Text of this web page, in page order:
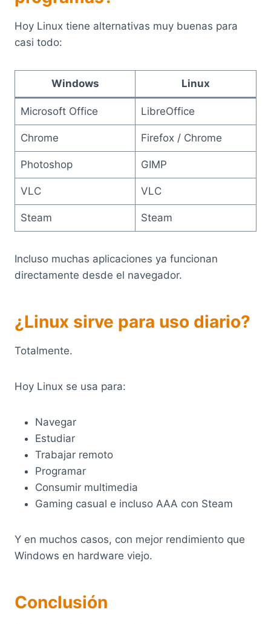
Hoy Linux tiene alternativas muy buenas para
casi todo:
Windows Linux
Microsoft Office LibreOffice
Chrome Firefox / Chrome
Photoshop GIMP
VLC VLC
Steam Steam
Incluso muchas aplicaciones ya funcionan
directamente desde el navegador.
¿Linux sirve para uso diario?
Totalmente.
Hoy Linux se usa para:
Navegar
Estudiar
Trabajar remoto
Programar
Consumir multimedia
Gaming casual e incluso AAA con Steam
Y en muchos casos, con mejor rendimiento que
Windows en hardware viejo.
Conclusión